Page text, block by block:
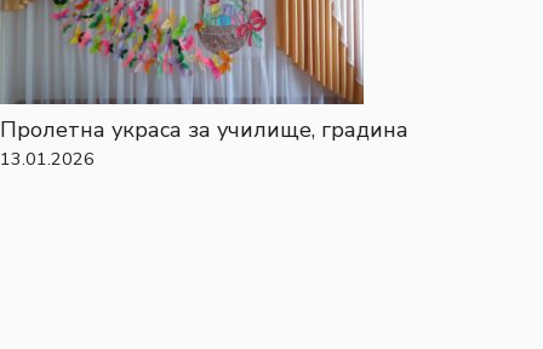
Пролетна украса за училище, градина
13.01.2026